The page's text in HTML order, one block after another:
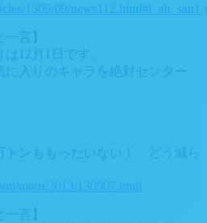
1309/09/
言】
12月1日です。
に入りのキャラを絶対センター
トンももったいない！ どう減ら
maru/2013/130907.html
言】